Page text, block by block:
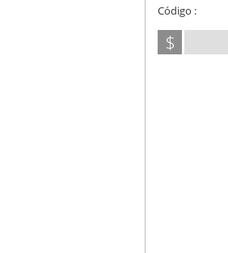
Código :
$